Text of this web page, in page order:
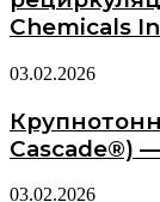
Chemicals
03.02.2026
Cascade®)
03.02.2026